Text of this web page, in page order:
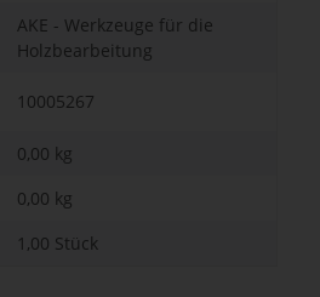
AKE - Werkzeuge für die
Holzbearbeitung
10005267
0,00 kg
0,00 kg
1,00 Stück